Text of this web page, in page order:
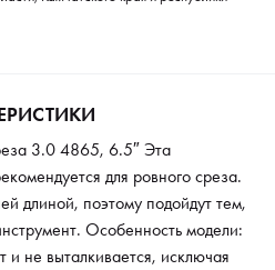
3.0 4865, 6.5″ Эта
для ровного среза.
длиной, поэтому подойдут тем,
Особенность модели:
и не выталкивается, исключая